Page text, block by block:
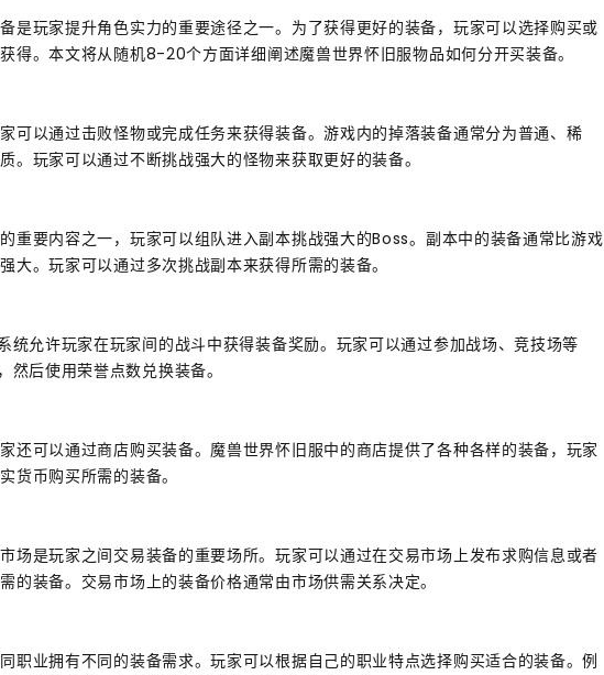
是玩家提升角色实力的重要途径之一。为了获得更好的装备，玩家可以选择购买或
得。本文将从随机8-20个方面详细阐述魔兽世界怀旧服物品如何分开买装备。
可以通过击败怪物或完成任务来获得装备。游戏内的掉落装备通常分为普通、稀
。玩家可以通过不断挑战强大的怪物来获取更好的装备。
重要内容之一，玩家可以组队进入副本挑战强大的Boss。副本中的装备通常比游戏
大。玩家可以通过多次挑战副本来获得所需的装备。
统允许玩家在玩家间的战斗中获得装备奖励。玩家可以通过参加战场、竞技场等
然后使用荣誉点数兑换装备。
还可以通过商店购买装备。魔兽世界怀旧服中的商店提供了各种各样的装备，玩家
货币购买所需的装备。
场是玩家之间交易装备的重要场所。玩家可以通过在交易市场上发布求购信息或者
的装备。交易市场上的装备价格通常由市场供需关系决定。
职业拥有不同的装备需求。玩家可以根据自己的职业特点选择购买适合的装备。例